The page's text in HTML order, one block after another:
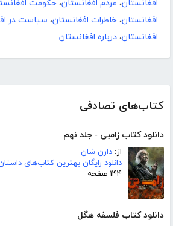
کتاب‌های تصادفی
دانلود کتاب زامبی - جلد نهم
از: دارن شان
دانلود رایگان بهترین کتاب‌های
۱۴۴ صفحه
دانلود کتاب فلسفه هگل
افغانستان، مردم افغانستان، حکومت
افغانستان، خاطرات افغانستان، سیاست در
افغانستان، درباره افغانستان